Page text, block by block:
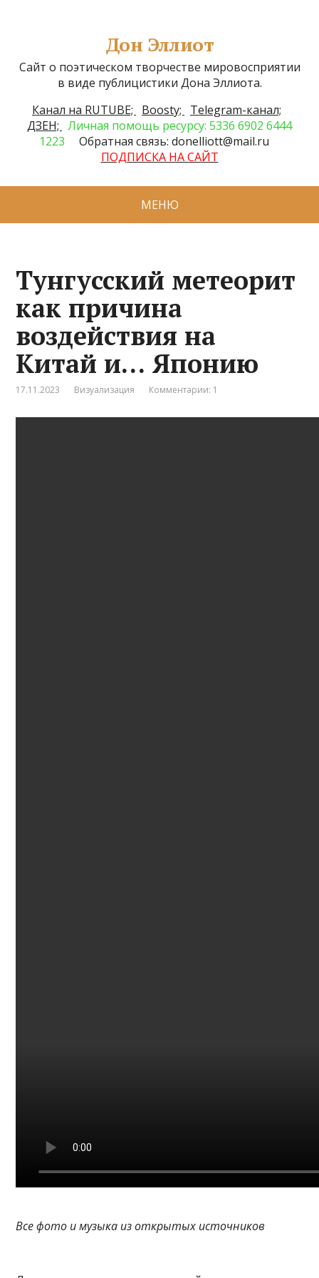
Дон Эллиот
Сайт о поэтическом творчестве мировосприятии
в виде публицистики Дона Эллиота.
Канал на RUTUBE;
Boosty;
Telegram-канал;
ДЗЕН; Личная помощь ресурсу: 5336 6902 6444
1223
Обратная связь: donelliott@mail.ru
ПОДПИСКА НА САЙТ
МЕНЮ
Тунгусский метеорит
как причина
воздействия на
Китай и… Японию
17.11.2023 Визуализация Комментарии: 1
Все фото и музыка из открытых источников